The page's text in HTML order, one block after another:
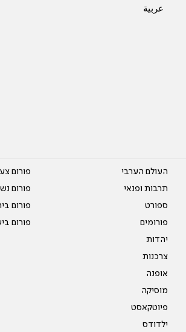
عربية
העולם הערבי
תרבות ופנאי
ספורט
פורומים
יהדות
צרכנות
אופנה
מוסיקה
פיוטקאסט
ילדודס
פורום
פורום
פורום
פורום